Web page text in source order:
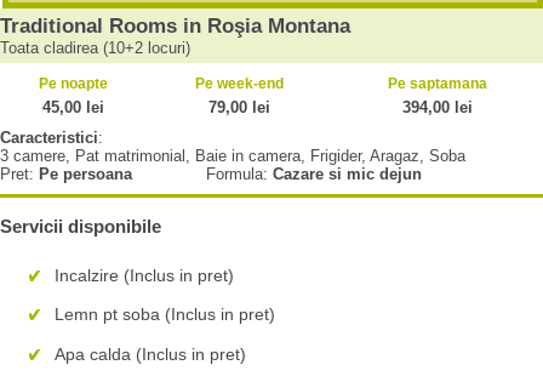
Traditional Rooms in Roşia Montana
Toata cladirea (10+2 locuri)
Pe noapte Pe week-end Pe saptamana
45,00 lei 79,00 lei
394,00 lei
Caracteristici:
3 camere, Pat matrimonial, Baie in camera, Frigider, Aragaz, Soba
Pret: Pe persoana Formula: Cazare si mic dejun
Servicii disponibile
Incalzire (Inclus in pret)
Lemn pt soba (Inclus in pret)
Apa calda (Inclus in pret)